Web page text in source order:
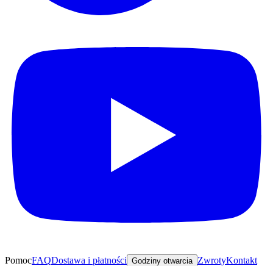
PomocFAQDostawa i płatności Godziny otwarcia ZwrotyKontakt